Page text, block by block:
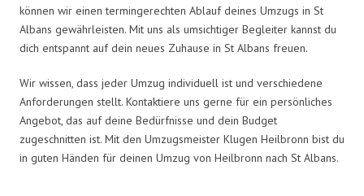
können wir einen termingerechten Ablauf deines Umzugs in St
Albans gewährleisten. Mit uns als umsichtiger Begleiter kannst du
dich entspannt auf dein neues Zuhause in St Albans freuen.
Wir wissen, dass jeder Umzug individuell ist und verschiedene
Anforderungen stellt. Kontaktiere uns gerne für ein persönliches
Angebot, das auf deine Bedürfnisse und dein Budget
zugeschnitten ist. Mit den Umzugsmeister Klugen Heilbronn bist du
in guten Händen für deinen Umzug von Heilbronn nach St Albans.